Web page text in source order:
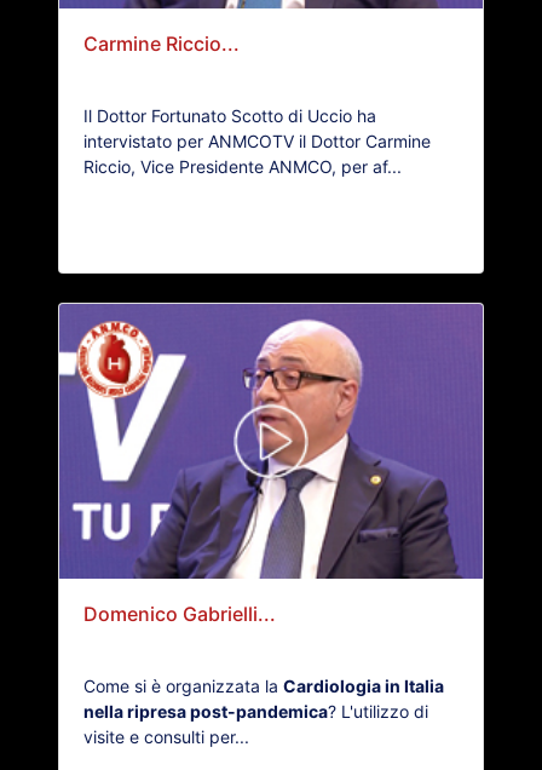
Carmine Riccio...
Il Dottor Fortunato Scotto di Uccio ha
intervistato per ANMCOTV il Dottor Carmine
Riccio, Vice Presidente ANMCO, per af...
Domenico Gabrielli...
Come si è organizzata la Cardiologia in Italia
nella ripresa post-pandemica? L'utilizzo di
visite e consulti per...